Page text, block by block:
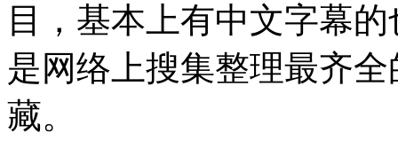
目，基本上有中文字幕
是网络上搜集整理最齐
藏。